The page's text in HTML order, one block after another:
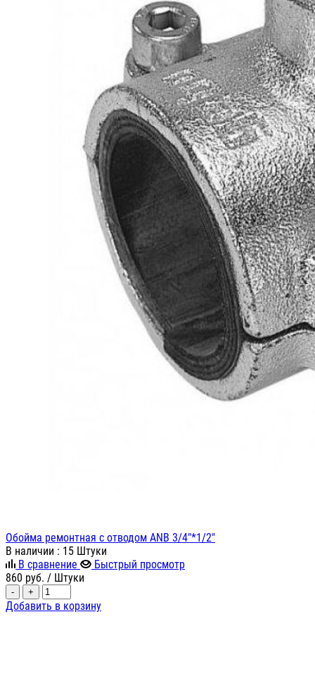
Обойма ремонтная с отводом ANB 3/4"*1/2"
В наличии : 15 Штуки
В сравнение
Быстрый просмотр
860 руб. / Штуки
- +
Добавить в корзину